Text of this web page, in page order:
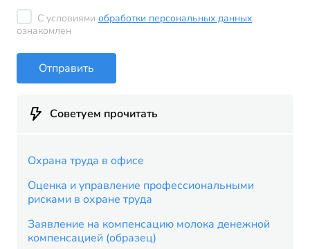
С условиями обработки персональных данных
ознакомлен
Отправить
Советуем прочитать
Охрана труда в офисе
Оценка и управление профессиональными
рисками в охране труда
Заявление на компенсацию молока денежной
компенсацией (образец)